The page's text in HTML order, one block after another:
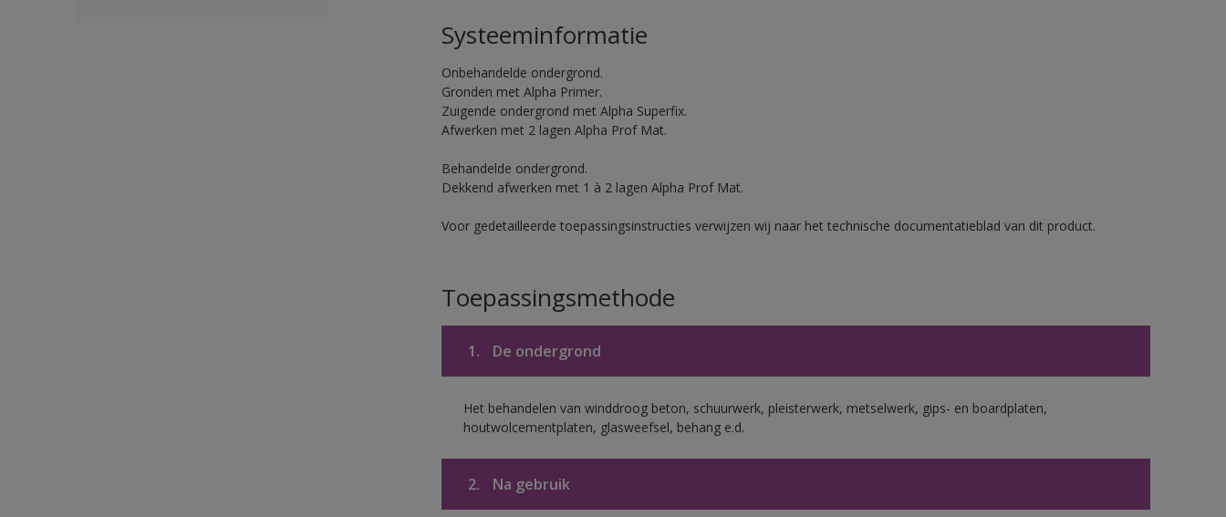
Systeeminformatie
Onbehandelde ondergrond.
Gronden met Alpha Primer.
Zuigende ondergrond met Alpha Superfix.
Afwerken met 2 lagen Alpha Prof Mat.
Behandelde ondergrond.
Dekkend afwerken met 1 à 2 lagen Alpha Prof Mat.
Voor gedetailleerde toepassingsinstructies verwijzen wij naar het technische documentatieblad van dit product.
Toepassingsmethode
1. De ondergrond
Het behandelen van winddroog beton, schuurwerk, pleisterwerk, metselwerk, gips- en boardplaten,
houtwolcementplaten, glasweefsel, behang e.d.
2. Na gebruik